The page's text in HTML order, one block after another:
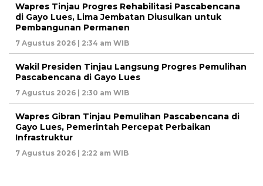
Wapres Tinjau Progres Rehabilitasi Pascabencana
di Gayo Lues, Lima Jembatan Diusulkan untuk
Pembangunan Permanen
7 Agustus 2026 | 2:34 am WIB
Wakil Presiden Tinjau Langsung Progres Pemulihan
Pascabencana di Gayo Lues
7 Agustus 2026 | 2:30 am WIB
Wapres Gibran Tinjau Pemulihan Pascabencana di
Gayo Lues, Pemerintah Percepat Perbaikan
Infrastruktur
7 Agustus 2026 | 2:22 am WIB